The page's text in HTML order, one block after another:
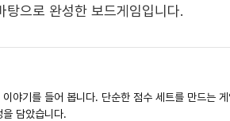
탕으로 완성한 보드게임입니다.
야기를 들어 봅니다. 단순한 점수 세트를 만드는
담았습니다.